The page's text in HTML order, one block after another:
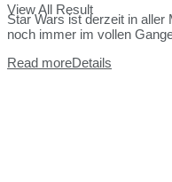
View All Result
Star Wars ist derzeit in aller
noch immer im vollen
Read moreDetails